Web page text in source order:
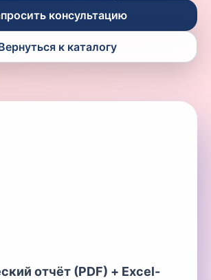
консультацию
к каталогу
отчёт (PDF) + Excel-